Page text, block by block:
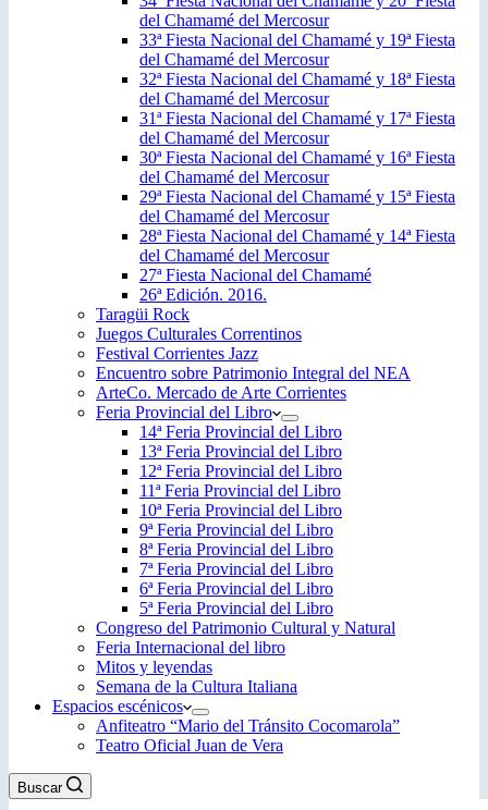
del Chamamé del Mercosur
33ª Fiesta Nacional del Chamamé y 19ª Fiesta
del Chamamé del Mercosur
32ª Fiesta Nacional del Chamamé y 18ª Fiesta
del Chamamé del Mercosur
31ª Fiesta Nacional del Chamamé y 17ª Fiesta
del Chamamé del Mercosur
30ª Fiesta Nacional del Chamamé y 16ª Fiesta
del Chamamé del Mercosur
29ª Fiesta Nacional del Chamamé y 15ª Fiesta
del Chamamé del Mercosur
28ª Fiesta Nacional del Chamamé y 14ª Fiesta
del Chamamé del Mercosur
27ª Fiesta Nacional del Chamamé
26ª Edición. 2016.
Taragüi Rock
Juegos Culturales Correntinos
Festival Corrientes Jazz
Encuentro sobre Patrimonio Integral del NEA
ArteCo. Mercado de Arte Corrientes
Feria Provincial del Libro
14ª Feria Provincial del Libro
13ª Feria Provincial del Libro
12ª Feria Provincial del Libro
11ª Feria Provincial del Libro
10ª Feria Provincial del Libro
9ª Feria Provincial del Libro
8ª Feria Provincial del Libro
7ª Feria Provincial del Libro
6ª Feria Provincial del Libro
5ª Feria Provincial del Libro
Congreso del Patrimonio Cultural y Natural
Feria Internacional del libro
Mitos y leyendas
Semana de la Cultura Italiana
Espacios escénicos
Anfiteatro “Mario del Tránsito Cocomarola”
Teatro Oficial Juan de Vera
Buscar